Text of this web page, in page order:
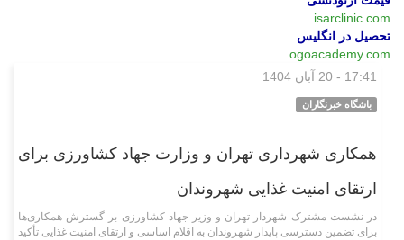
isarclinic.com
تحصیل در انگلیس
ogoacademy.com
17:41 - 20 آبان 1404
باشگاه خبرنگاران
همکاری شهرداری تهران و وزارت جهاد کشاورزی برای
ارتقای امنیت غذایی شهروندان
در نشست مشترک شهردار تهران و وزیر جهاد کشاورزی بر گسترش همکاری‌ها
برای تضمین دسترسی پایدار شهروندان به اقلام اساسی و ارتقای امنیت غذایی تأکید